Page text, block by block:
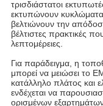
τρισδιάστατοι
εκτυπώνουν
βελτιώνουν την
βέλτιστες πρακτικές
λεπτομέρειες.
Για παράδειγμα, η
μπορεί να μειώσει το
κατάλληλο πλάτος και
ενδέχεται να
ορισμένων